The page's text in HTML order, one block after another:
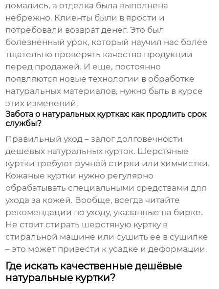
ломались, а отделка была выполнена
небрежно. Клиенты были в ярости и
потребовали возврат денег. Это был
болезненный урок, который научил нас более
тщательно проверять качество продукции
перед продажей. И еще, постоянно
появляются новые технологии в обработке
натуральных материалов, нужно быть в курсе
этих изменений.
Забота о натуральных куртках: как продлить срок
службы?
Правильный уход – залог долговечности
дешевых натуральных курток. Шерстяные
куртки требуют ручной стирки или химчистки.
Кожаные куртки нужно регулярно
обрабатывать специальными средствами для
ухода за кожей. Вообще, всегда читайте
рекомендации по уходу, указанные на бирке.
Не стоит стирать шерстяную куртку в
стиральной машине или сушить ее в сушилке
– это может привести к усадке и деформации.
Где искать качественные дешёвые
натуральные куртки?